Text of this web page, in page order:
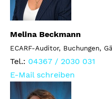
Melina Beckmann
ECARF-Auditor, Buchungen,
Tel.: 04367 / 2030 031
E-Mail schreiben